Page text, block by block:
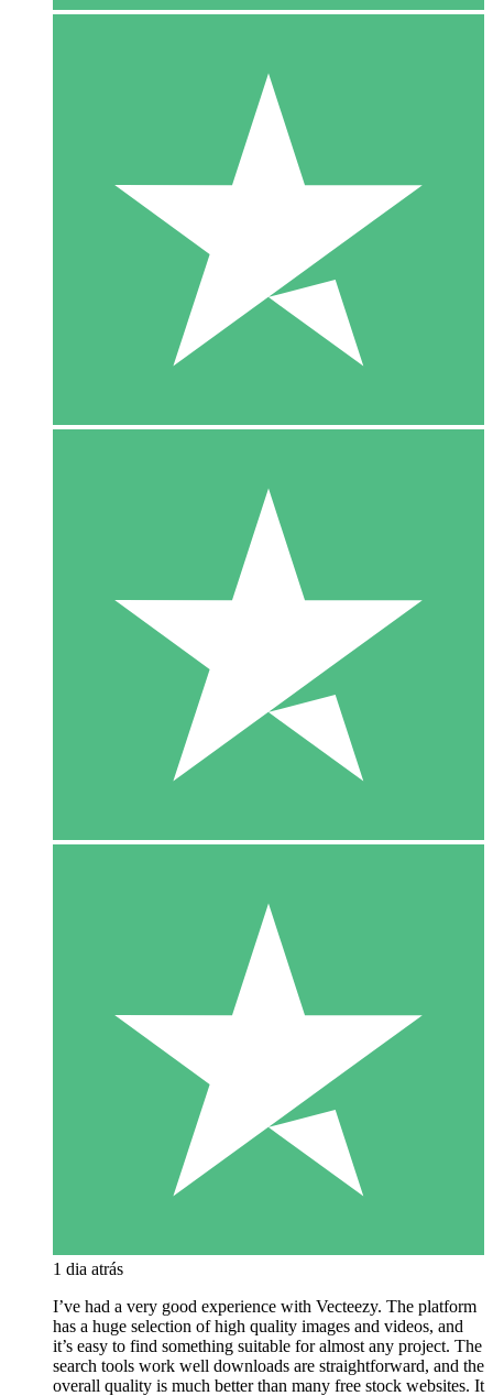
1 dia atrás
I’ve had a very good experience with Vecteezy. The platform
has a huge selection of high quality images and videos, and
it’s easy to find something suitable for almost any project. The
search tools work well downloads are straightforward, and the
overall quality is much better than many free stock websites. It